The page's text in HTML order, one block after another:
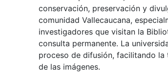
conservación, preservación y
comunidad Vallecaucana,
investigadores que visitan la
consulta permanente. La
proceso de difusión, facilitando
de las imágenes.